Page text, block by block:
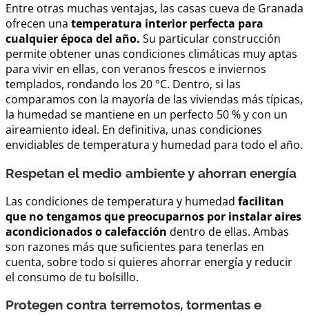
Entre otras muchas ventajas, las casas cueva de Granada
ofrecen una temperatura interior perfecta para
cualquier época del año. Su particular construcción
permite obtener unas condiciones climáticas muy aptas
para vivir en ellas, con veranos frescos e inviernos
templados, rondando los 20 °C. Dentro, si las
comparamos con la mayoría de las viviendas más típicas,
la humedad se mantiene en un perfecto 50 % y con un
aireamiento ideal. En definitiva, unas condiciones
envidiables de temperatura y humedad para todo el año.
Respetan el medio ambiente y ahorran energía
Las condiciones de temperatura y humedad facilitan
que no tengamos que preocuparnos por instalar aires
acondicionados o calefacción dentro de ellas. Ambas
son razones más que suficientes para tenerlas en
cuenta, sobre todo si quieres ahorrar energía y reducir
el consumo de tu bolsillo.
Protegen contra terremotos, tormentas e